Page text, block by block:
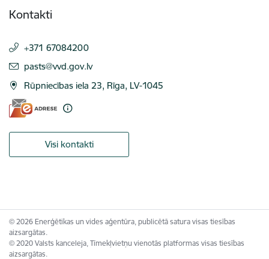
Kontakti
+371 67084200
E-pasts:
pasts@vvd.gov.lv
Rūpniecības iela 23, Rīga, LV-1045
Visi kontakti
© 2026 Enerģētikas un vides aģentūra, publicētā satura visas tiesības
aizsargātas.
© 2020 Valsts kanceleja, Tīmekļvietņu vienotās platformas visas tiesības
aizsargātas.